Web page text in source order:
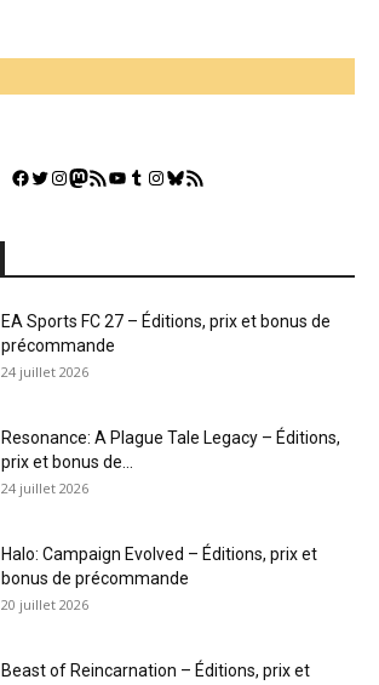
Facebook
Twitter
Instagram
Mastodon
Flux RSSYouTube
Tumblr
Instagram
Bluesky
GestGame
EA Sports FC 27 – Éditions, prix et bonus de
précommande
24 juillet 2026
Resonance: A Plague Tale Legacy – Éditions,
prix et bonus de...
24 juillet 2026
Halo: Campaign Evolved – Éditions, prix et
bonus de précommande
20 juillet 2026
Beast of Reincarnation – Éditions, prix et